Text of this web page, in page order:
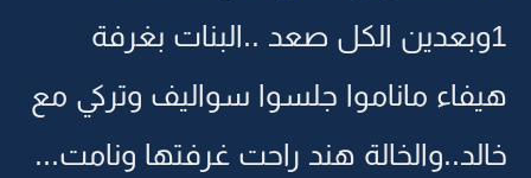
1وبعدين الكل صعد ..البنات بغرفة
هيفاء ماناموا جلسوا سواليف وتركي مع
خالد..والخالة هند راحت غرفتها ونامت...